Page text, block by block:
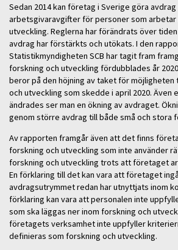
Sedan 2014 kan företag i Sverige göra avdrag
arbetsgivaravgifter för personer som arbetar
utveckling. Reglerna har förändrats över
avdrag har förstärkts och utökats. I den
Statistikmyndigheten SCB har tagit fram
forskning och utveckling fördubblades år
beror på den höjning av taket för
och utveckling som skedde i april 2020. Även
ändrades ser man en ökning av avdraget.
genom större avdrag till både små och stora
Av rapporten framgår även att det finns
forskning och utveckling som inte använder
forskning och utveckling trots att företaget
En förklaring till det kan vara att företaget
avdragsutrymmet redan har utnyttjats inom
förklaring kan vara att personalen inte
som ska läggas ner inom forskning och
företagets verksamhet inte uppfyller
definieras som forskning och utveckling.